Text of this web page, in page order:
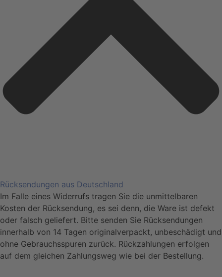
Rücksendungen aus Deutschland
Im Falle eines Widerrufs tragen Sie die unmittelbaren
Kosten der Rücksendung, es sei denn, die Ware ist defekt
oder falsch geliefert. Bitte senden Sie Rücksendungen
innerhalb von 14 Tagen originalverpackt, unbeschädigt und
ohne Gebrauchsspuren zurück. Rückzahlungen erfolgen
auf dem gleichen Zahlungsweg wie bei der Bestellung.